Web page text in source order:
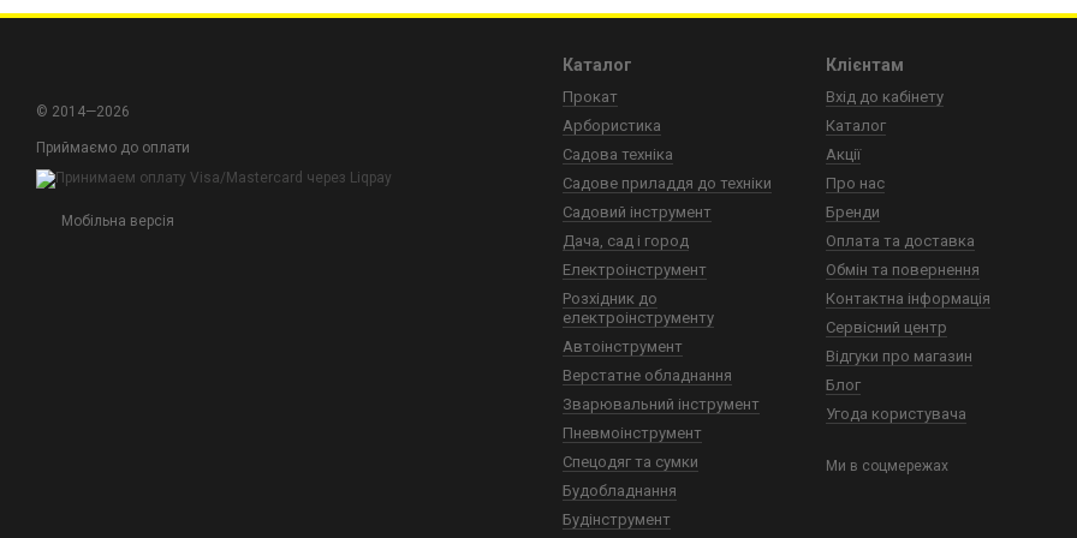
Надійність та довговічність: John Stalevarгарантує надійність своїх
впорається з будь-якими видами хомутів, забезпечуючи ефективну роботу.
Нехай ваші роботи з хомутами стануть простішими та швидшими завдяки
магазину та обирайте високоякісний автоінструмент від світових лідерів!
© 2014—2026
Приймаємо до оплати
Мобільна версія
Каталог
Прокат
Арбористика
Садова техніка
Садове приладдя до техніки
Садовий інструмент
Дача, сад і город
Електроінструмент
Розхідник до
електроінструменту
Автоінструмент
Верстатне обладнання
Зварювальний інструмент
Пневмоінструмент
Спецодяг та сумки
Будобладнання
Будінструмент
Клієнтам
Вхід до кабінету
Каталог
Акції
Про нас
Бренди
Оплата та доставка
Обмін та повернення
Контактна інформація
Сервісний центр
Відгуки про магазин
Блог
Угода користувача
Ми в соцмережах